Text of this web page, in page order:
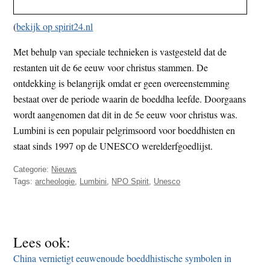
(bekijk op spirit24.nl
Met behulp van speciale technieken is vastgesteld dat de
restanten uit de 6e eeuw voor christus stammen. De
ontdekking is belangrijk omdat er geen overeenstemming
bestaat over de periode waarin de boeddha leefde. Doorgaans
wordt aangenomen dat dit in de 5e eeuw voor christus was.
Lumbini is een populair pelgrimsoord voor boeddhisten en
staat sinds 1997 op de UNESCO werelderfgoedlijst.
Categorie: Nieuws
Tags:archeologie Lumbini NPO Spirit Unesco
Lees ook:
China vernietigt eeuwenoude boeddhistische symbolen in